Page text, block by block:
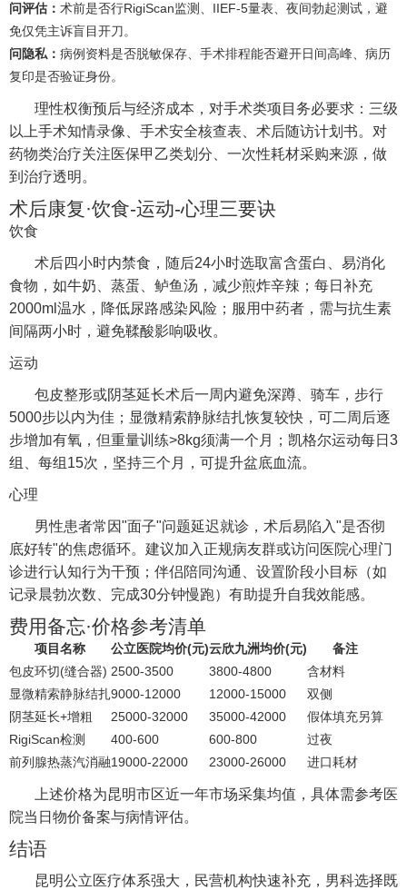
问评估： 术前是否行RigiScan监测、IIEF-5量表、夜间勃起测试，避
免仅凭主诉盲目开刀。
问隐私： 病例资料是否脱敏保存、手术排程能否避开日间高峰、病历
复印是否验证身份。
理性权衡预后与经济成本，对手术类项目务必要求：三级
以上手术知情录像、手术安全核查表、术后随访计划书。对
药物类治疗关注医保甲乙类划分、一次性耗材采购来源，做
到治疗透明。
术后康复·饮食-运动-心理三要诀
饮食
术后四小时内禁食，随后24小时选取富含蛋白、易消化
食物，如牛奶、蒸蛋、鲈鱼汤，减少煎炸辛辣；每日补充
2000ml温水，降低尿路感染风险；服用中药者，需与抗生素
间隔两小时，避免鞣酸影响吸收。
运动
包皮整形或阴茎延长术后一周内避免深蹲、骑车，步行
5000步以内为佳；显微精索静脉结扎恢复较快，可二周后逐
步增加有氧，但重量训练>8kg须满一个月；凯格尔运动每日3
组、每组15次，坚持三个月，可提升盆底血流。
心理
男性患者常因"面子"问题延迟就诊，术后易陷入"是否彻
底好转"的焦虑循环。建议加入正规病友群或访问医院心理门
诊进行认知行为干预；伴侣陪同沟通、设置阶段小目标（如
记录晨勃次数、完成30分钟慢跑）有助提升自我效能感。
费用备忘·价格参考清单
项目名称 公立医院均价(元)云欣九洲均价(元)
备注
包皮环切(缝合器) 2500-3500 3800-4800
含材料
显微精索静脉结扎9000-12000 12000-15000
双侧
阴茎延长+增粗
25000-32000 35000-42000
假体填充另算
RigiScan检测
400-600 600-800
过夜
前列腺热蒸汽消融19000-22000 23000-26000 进口耗材
上述价格为昆明市区近一年市场采集均值，具体需参考医
院当日物价备案与病情评估。
结语
昆明公立医疗体系强大，民营机构快速补充，男科选择既